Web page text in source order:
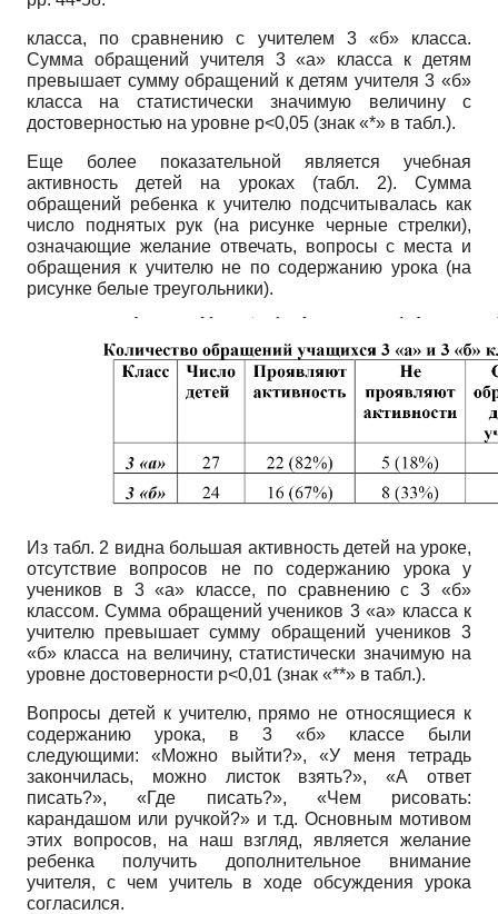
класса, по сравнению с учителем 3 «б» класса.
Сумма обращений учителя 3 «а» класса к детям
превышает сумму обращений к детям учителя 3 «б»
класса на статистически значимую величину с
достоверностью на уровне p<0,05 (знак «*» в табл.).
Еще более показательной является учебная
активность детей на уроках (табл. 2). Сумма
обращений ребенка к учителю подсчитывалась как
число поднятых рук (на рисунке черные стрелки),
означающие желание отвечать, вопросы с места и
обращения к учителю не по содержанию урока (на
рисунке белые треугольники).
Из табл. 2 видна большая активность детей на уроке,
отсутствие вопросов не по содержанию урока у
учеников в 3 «а» классе, по сравнению с 3 «б»
классом. Сумма обращений учеников 3 «а» класса к
учителю превышает сумму обращений учеников 3
«б» класса на величину, статистически значимую на
уровне достоверности p<0,01 (знак «**» в табл.).
Вопросы детей к учителю, прямо не относящиеся к
содержанию урока, в 3 «б» классе были
следующими: «Можно выйти?», «У меня тетрадь
закончилась, можно листок взять?», «А ответ
писать?», «Где писать?», «Чем рисовать:
карандашом или ручкой?» и т.д. Основным мотивом
этих вопросов, на наш взгляд, является желание
ребенка получить дополнительное внимание
учителя, с чем учитель в ходе обсуждения урока
согласился.